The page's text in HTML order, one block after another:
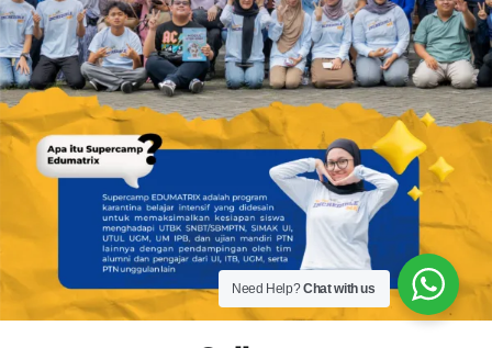
Need Help?Chat with us